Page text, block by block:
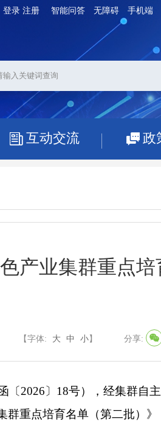
智能问答 无障碍 手机端
登录 注册
互动交流 政
产业集群重点培
【字体: 大 中 小】 分享:
〔 2026 〕 18号）
，经集群自
重点培育名单（第二批） 》